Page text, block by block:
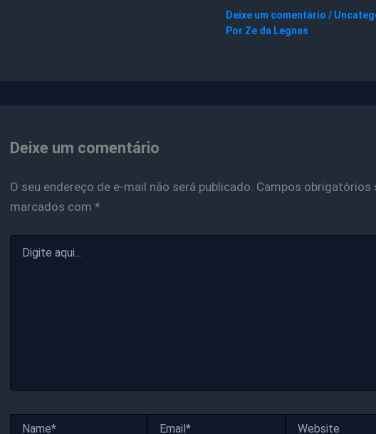
Deixe um comentário /
Por Ze da Legnas
Deixe um comentário
O seu endereço de e-mail não será publicado. Campos obrigatórios
marcados com *
aqui...